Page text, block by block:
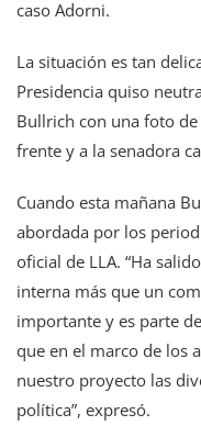
caso Adorni.
La situación es tan
Presidencia quiso
Bullrich con una foto
frente y a la senadora
Cuando esta mañana
abordada por los
oficial de LLA. “Ha
interna más que un
importante y es parte
que en el marco de los
nuestro proyecto las
política”, expresó.